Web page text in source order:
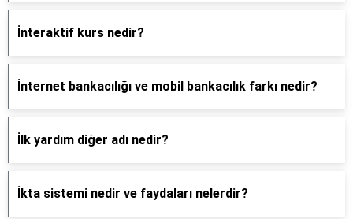
İnteraktif kurs nedir?
İnternet bankacılığı ve mobil bankacılık farkı nedir?
İlk yardım diğer adı nedir?
İkta sistemi nedir ve faydaları nelerdir?